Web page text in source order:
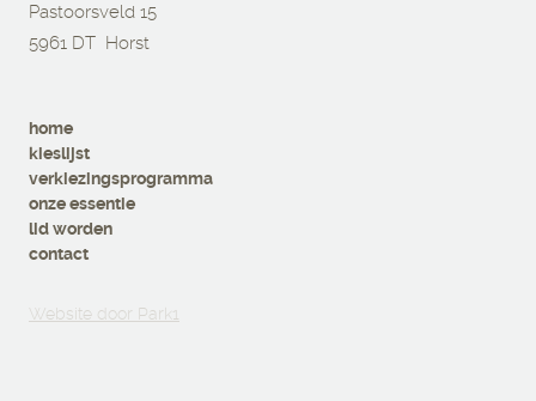
Pastoorsveld 15
5961 DT Horst
home
kieslijst
verkiezingsprogramma
onze essentie
lid worden
contact
Website door Park1